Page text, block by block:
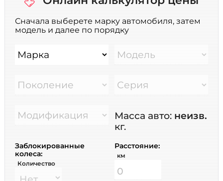
Сначала выберете марку автомобиля, затем
модель и далее по порядку
Марка Модель
Поколение Серия
Модификация Масса авто: неизв.
кг.
Заблокированные
колеса:
Количество
Расстояние:
км